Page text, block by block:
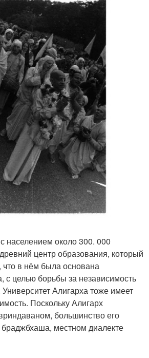
населением около 300. 000
центр образования, который
что в нём была основана
с целью борьбы за независимость
Алигарха тоже имеет
Поскольку Алигарх
большинство его
местном диалекте